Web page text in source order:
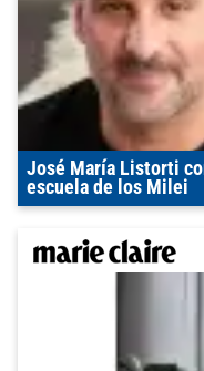
José María Listorti
escuela de los Milei